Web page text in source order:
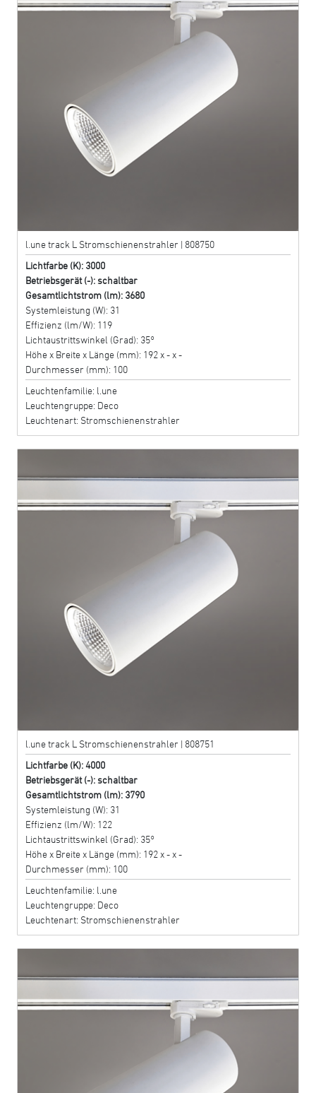
l.une track L Stromschienenstrahler | 808750
Lichtfarbe (K): 3000
Betriebsgerät (-): schaltbar
Gesamtlichtstrom (lm): 3680
Systemleistung (W): 31
Effizienz (lm/W): 119
Lichtaustrittswinkel (Grad): 35°
Höhe x Breite x Länge (mm): 192 x - x -
Durchmesser (mm): 100
Leuchtenfamilie: l.une
Leuchtengruppe: Deco
Leuchtenart: Stromschienenstrahler
l.une track L Stromschienenstrahler | 808751
Lichtfarbe (K): 4000
Betriebsgerät (-): schaltbar
Gesamtlichtstrom (lm): 3790
Systemleistung (W): 31
Effizienz (lm/W): 122
Lichtaustrittswinkel (Grad): 35°
Höhe x Breite x Länge (mm): 192 x - x -
Durchmesser (mm): 100
Leuchtenfamilie: l.une
Leuchtengruppe: Deco
Leuchtenart: Stromschienenstrahler